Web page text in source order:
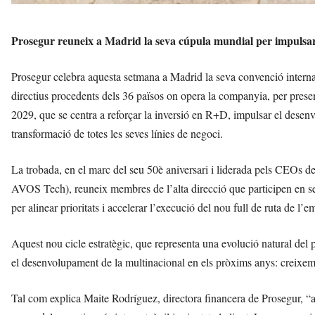
Prosegur reuneix a Madrid la seva cúpula mundial per
Prosegur celebra aquesta setmana a Madrid la seva convenció
directius procedents dels 36 països on opera la companyia, per
2029, que se centra a reforçar la inversió en R+D, impulsar el
transformació de totes les seves línies de negoci.
La trobada, en el marc del seu 50è aniversari i liderada pels CEOs
AVOS Tech), reuneix membres de l’alta direcció que participen en
per alinear prioritats i accelerar l’execució del nou full de ruta de
Aquest nou cicle estratègic, que representa una evolució natural
el desenvolupament de la multinacional en els pròxims anys:
Tal com explica Maite Rodríguez, directora financera de Prosegur,